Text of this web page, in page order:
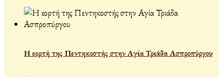
Η εορτή της Πεντηκοστής στην Αγία Τριάδα Ασπροπύργου